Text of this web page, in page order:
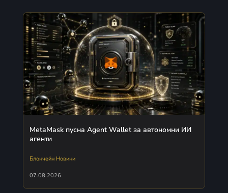
MetaMask пусна Agent Wallet за автономни ИИ
агенти
Блокчейн Новини
07.08.2026